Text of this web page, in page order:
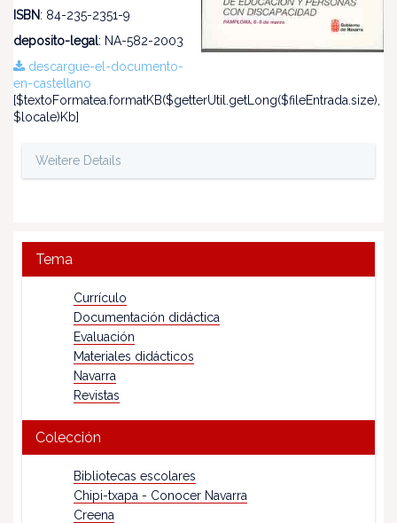
ISBN: 84-235-2351-9
deposito-legal: NA-582-2003
descargue-el-documento-
en-castellano
[$textoFormatea.formatKB($getterUtil.getLong($fileEntrada.size),
$locale)Kb]
Weitere Details
Tema
Currículo
Documentación didáctica
Evaluación
Materiales didácticos
Navarra
Revistas
Colección
Bibliotecas escolares
Chipi-txapa - Conocer Navarra
Creena